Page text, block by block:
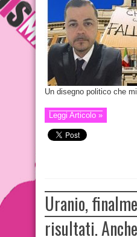
Un disegno politico che
Leggi Articolo »
Uranio,
risultati.